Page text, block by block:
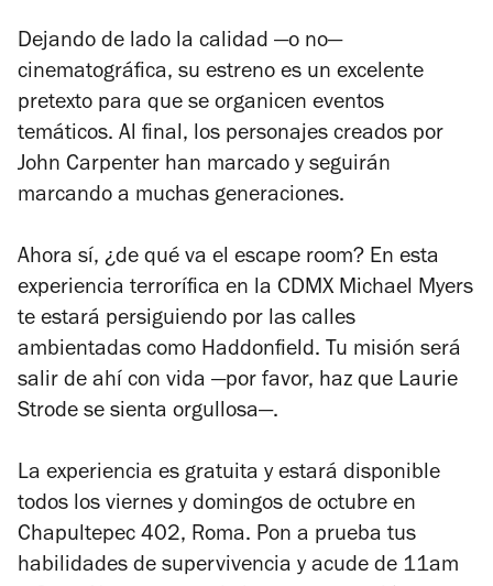
Dejando de lado la calidad —o no—
cinematográfica, su estreno es un excelente
pretexto para que se organicen eventos
temáticos. Al final, los personajes creados por
John Carpenter han marcado y seguirán
marcando a muchas generaciones.
Ahora sí, ¿de qué va el escape room? En esta
experiencia terrorífica en la CDMX Michael Myers
te estará persiguiendo por las calles
ambientadas como Haddonfield. Tu misión será
salir de ahí con vida —por favor, haz que Laurie
Strode se sienta orgullosa—.
La experiencia es gratuita y estará disponible
todos los viernes y domingos de octubre en
Chapultepec 402, Roma. Pon a prueba tus
habilidades de supervivencia y acude de 11am